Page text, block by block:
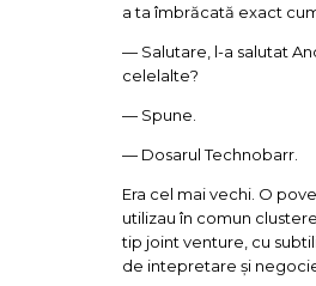
a ta îmbrăcată exact
— Salutare, l-a salutat
celelalte?
— Spune.
— Dosarul Technobarr.
Era cel mai vechi. O
utilizau în comun
tip joint venture, cu
de intepretare și